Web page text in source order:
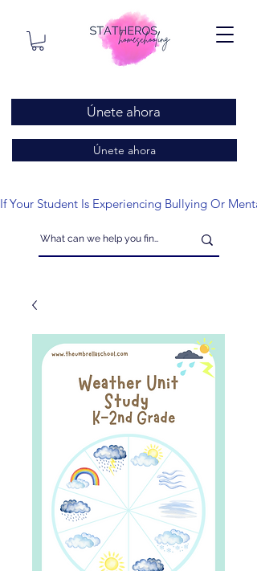
Únete ahora
If Your Student Is Experiencing Bullying Or
Únete ahora